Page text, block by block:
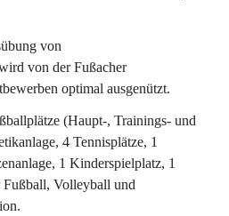
von
von der Fußacher
optimal ausgenützt.
(Haupt-, Trainings- und
4 Tennisplätze, 1
1 Kinderspielplatz, 1
Volleyball und